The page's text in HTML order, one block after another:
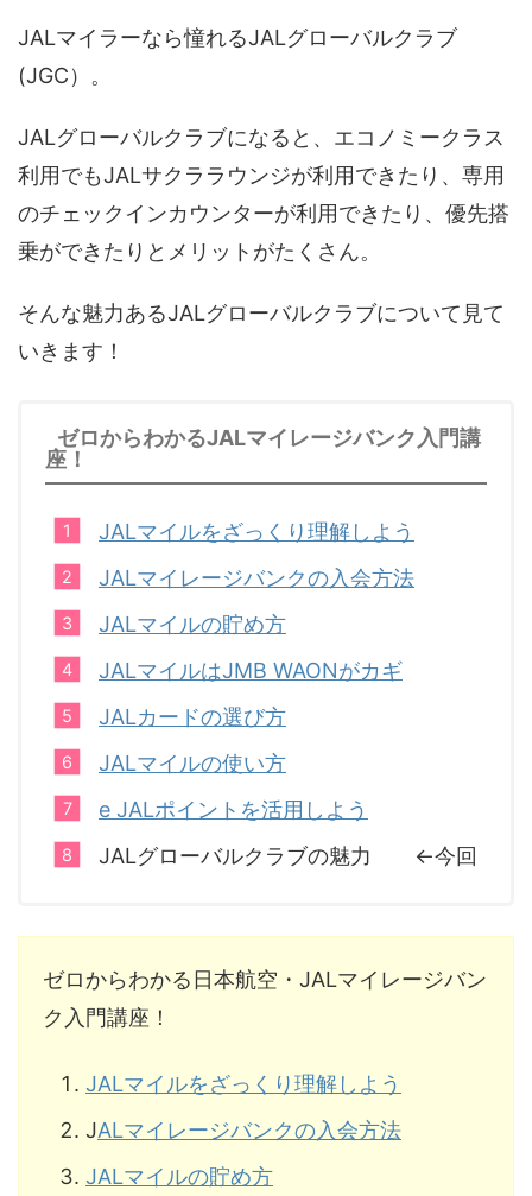
JALマイラーなら憧れるJALグローバルクラブ
(JGC）。
JALグローバルクラブになると、エコノミークラス
利用でもJALサクララウンジが利用できたり、専用
のチェックインカウンターが利用できたり、優先搭
乗ができたりとメリットがたくさん。
そんな魅力あるJALグローバルクラブについて見て
いきます！
ゼロからわかるJALマイレージバンク入門講
座！
JALマイルをざっくり理解しよう
JALマイレージバンクの入会方法
JALマイルの貯め方
JALマイルはJMB WAONがカギ
JALカードの選び方
JALマイルの使い方
e JALポイントを活用しよう
JALグローバルクラブの魅力 ←今回
ゼロからわかる日本航空・JALマイレージバン
ク入門講座！
JALマイルをざっくり理解しよう
JALマイレージバンクの入会方法
JALマイルの貯め方